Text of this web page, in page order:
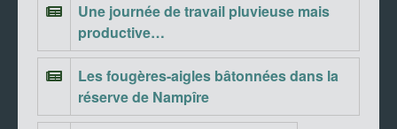
Une journée de travail pluvieuse mais
productive…
Les fougères-aigles bâtonnées dans la
réserve de Nampîre